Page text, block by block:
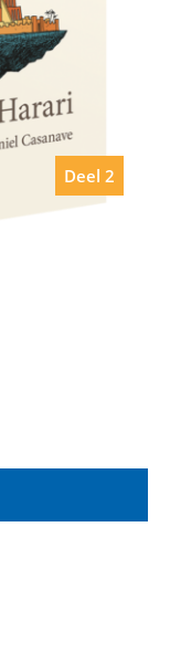
Deel 2